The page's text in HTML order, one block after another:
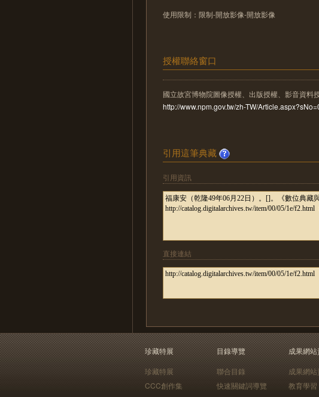
使用限制：限制-開放影像-開放影像
授權聯絡窗口
國立故宮博物院圖像授權、出版授權、影音資料
http://www.npm.gov.tw/zh-TW/
引用這筆典藏
引用資訊
直接連結
珍藏特展
珍藏特展
CCC創作集
目錄導覽
聯合目錄
快速關鍵詞導覽
成果網
成果網
教育學習